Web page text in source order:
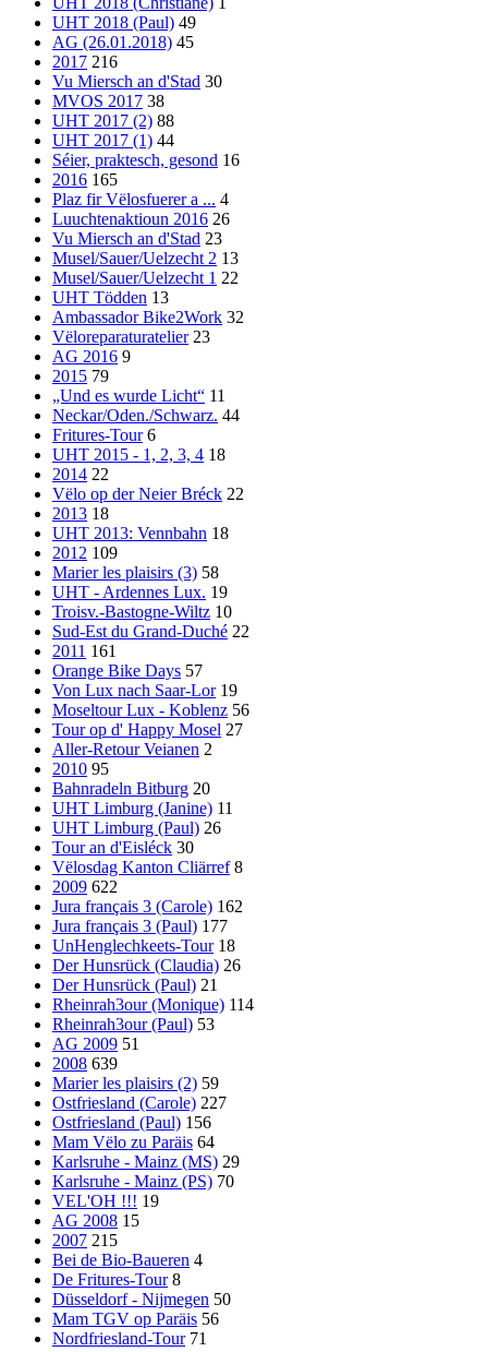
UHT 2018 (Paul) 49
AG (26.01.2018) 45
2017 216
Vu Miersch an d'Stad 30
MVOS 2017 38
UHT 2017 (2) 88
UHT 2017 (1) 44
Séier, praktesch, gesond 16
2016 165
Plaz fir Vëlosfuerer a ... 4
Luuchtenaktioun 2016 26
Vu Miersch an d'Stad 23
Musel/Sauer/Uelzecht 2 13
Musel/Sauer/Uelzecht 1 22
UHT Tödden 13
Ambassador Bike2Work 32
Vëloreparaturatelier 23
AG 2016 9
2015 79
„Und es wurde Licht“ 11
Neckar/Oden./Schwarz. 44
Fritures-Tour 6
UHT 2015 - 1, 2, 3, 4 18
2014 22
Vëlo op der Neier Bréck 22
2013 18
UHT 2013: Vennbahn 18
2012 109
Marier les plaisirs (3) 58
UHT - Ardennes Lux. 19
Troisv.-Bastogne-Wiltz 10
Sud-Est du Grand-Duché 22
2011 161
Orange Bike Days 57
Von Lux nach Saar-Lor 19
Moseltour Lux - Koblenz 56
Tour op d' Happy Mosel 27
Aller-Retour Veianen 2
2010 95
Bahnradeln Bitburg 20
UHT Limburg (Janine) 11
UHT Limburg (Paul) 26
Tour an d'Eisléck 30
Vëlosdag Kanton Cliärref 8
2009 622
Jura français 3 (Carole) 162
Jura français 3 (Paul) 177
UnHenglechkeets-Tour 18
Der Hunsrück (Claudia) 26
Der Hunsrück (Paul) 21
Rheinrah3our (Monique) 114
Rheinrah3our (Paul) 53
AG 2009 51
2008 639
Marier les plaisirs (2) 59
Ostfriesland (Carole) 227
Ostfriesland (Paul) 156
Mam Vëlo zu Paräis 64
Karlsruhe - Mainz (MS) 29
Karlsruhe - Mainz (PS) 70
VEL'OH !!! 19
AG 2008 15
2007 215
Bei de Bio-Baueren 4
De Fritures-Tour 8
Düsseldorf - Nijmegen 50
Mam TGV op Paräis 56
Nordfriesland-Tour 71